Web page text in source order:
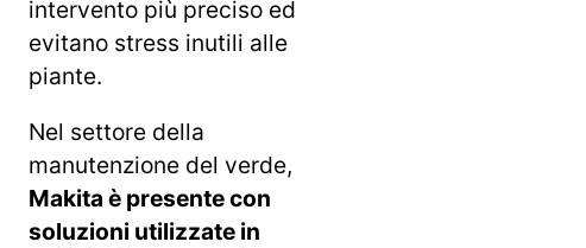
intervento più preciso ed
evitano stress inutili alle
piante.
Nel settore della
manutenzione del verde,
Makita è presente con
soluzioni utilizzate in